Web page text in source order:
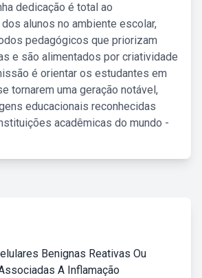
dedicação é total ao
alunos no ambiente escolar,
pedagógicos que priorizam
e são alimentados por criatividade
é orientar os estudantes em
tornarem uma geração notável,
educacionais reconhecidas
acadêmicas do mundo -
Benignas Reativas Ou
A Inflamação